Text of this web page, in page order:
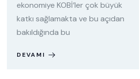
ekonomiye KOBİ’ler çok büyük
katkı sağlamakta ve bu açıdan
bakıldığında bu
DEVAMI